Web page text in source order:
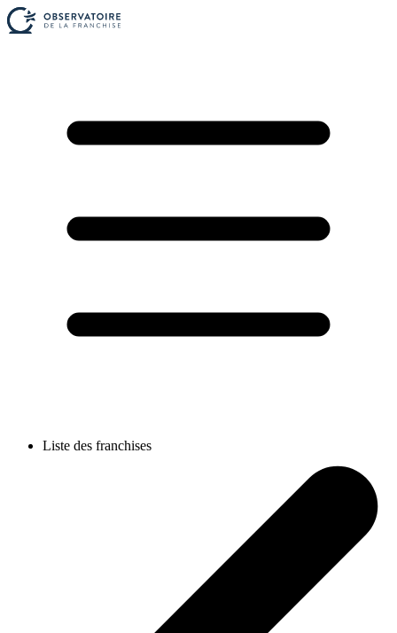
Liste des franchises